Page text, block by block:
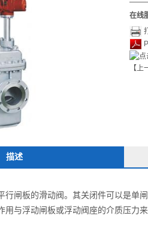
在线
【上
描述
行闸板的滑动阀。其关闭件可以是单
用与浮动闸板或浮动阀座的介质压力